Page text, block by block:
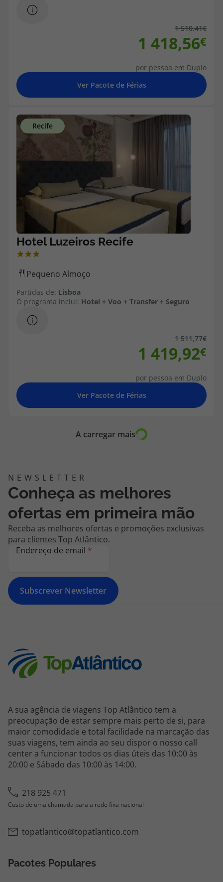
1 510,41
1 418,56
por pessoa em Duplo
Partidas de: Lisboa
O programa inclui: Hotel + Voo + Transfer + Seguro
1 511,77
1 419,92
por pessoa em Duplo
A carregar mais
Conheça as melhores
ofertas em primeira mão
Receba as melhores ofertas e promoções exclusivas
para clientes Top Atlântico.
Endereço de email *
Subscrever Newsletter
A sua agência de viagens Top Atlântico tem a
preocupação de estar sempre mais perto de si, para
maior comodidade e total facilidade na marcação das
suas viagens, tem ainda ao seu dispor o nosso call
center a funcionar todos os dias úteis das 10:00 às
20:00 e Sábado das 10:00 às 14:00.
218 925 471
Custo de uma chamada para a rede fixa nacional
topatlantico@topatlantico.com
Pacotes Populares